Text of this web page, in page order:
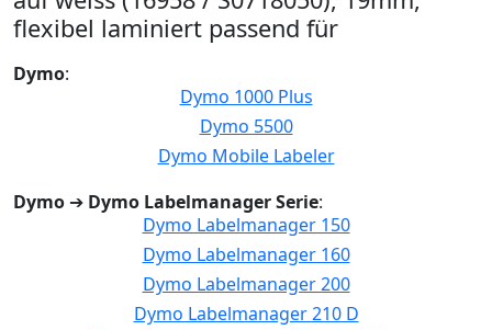
flexibel laminiert passend für
Dymo:
Dymo 1000 Plus
Dymo 5500
Dymo Mobile Labeler
Dymo ➔ Dymo Labelmanager Serie:
Dymo Labelmanager 150
Dymo Labelmanager 160
Dymo Labelmanager 200
Dymo Labelmanager 210 D